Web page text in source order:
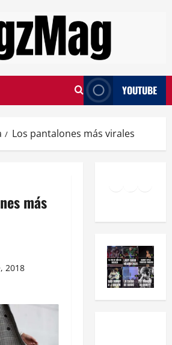
YOUTUBE
Los pantalones más virales
más
2018